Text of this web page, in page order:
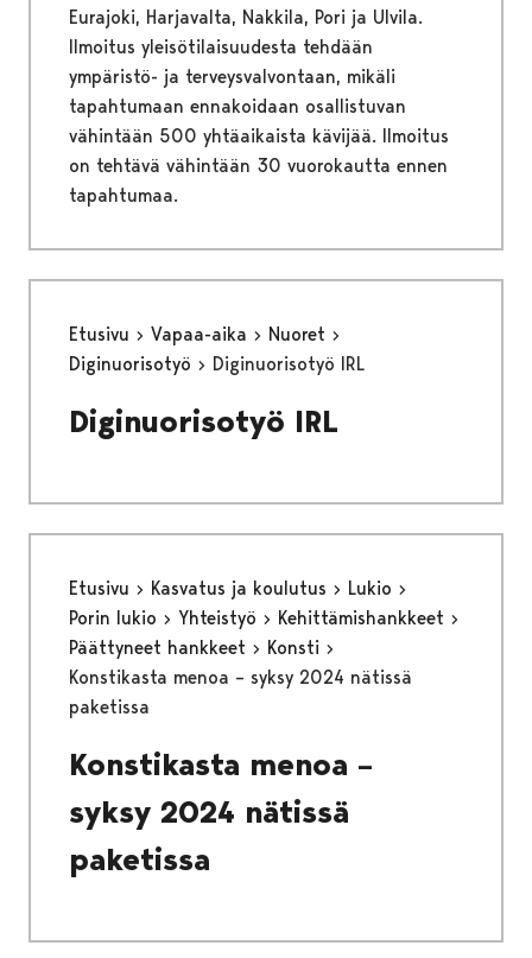
Eurajoki, Harjavalta, Nakkila, Pori ja Ulvila.
Ilmoitus yleisötilaisuudesta tehdään
ympäristö- ja terveysvalvontaan, mikäli
tapahtumaan ennakoidaan osallistuvan
vähintään 500 yhtäaikaista kävijää. Ilmoitus
on tehtävä vähintään 30 vuorokautta ennen
tapahtumaa.
Etusivu Vapaa-aika
Nuoret
Diginuorisotyö
Diginuorisotyö IRL
Diginuorisotyö IRL
Etusivu Kasvatus ja koulutus
Lukio
Porin lukio
Yhteistyö
Kehittämishankkeet
Päättyneet hankkeet
Konsti
Konstikasta menoa – syksy 2024 nätissä
paketissa
Konstikasta menoa –
syksy 2024 nätissä
paketissa